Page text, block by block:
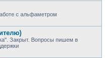
с альфаметром
Закрыт. Вопросы пишем в